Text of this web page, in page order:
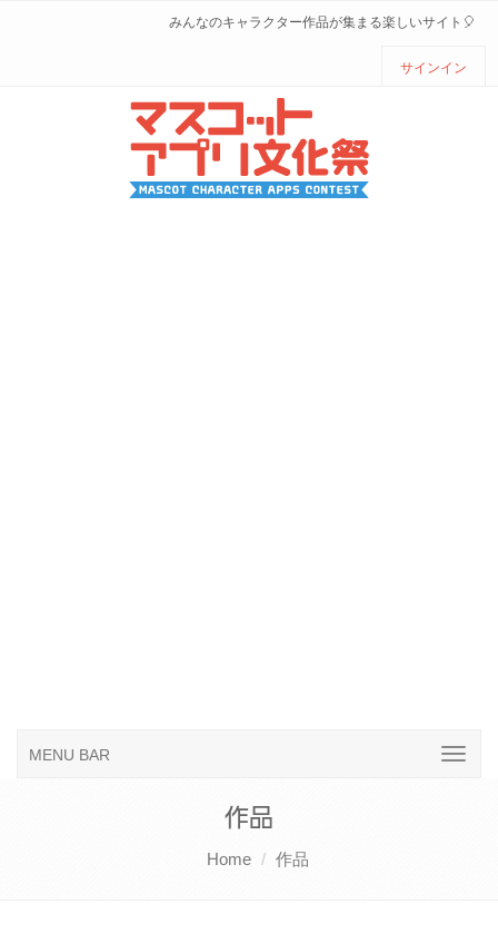
みんなのキャラクター作品が集まる楽しいサイト🎈
サインイン
MENU BAR
作品
Home 作品